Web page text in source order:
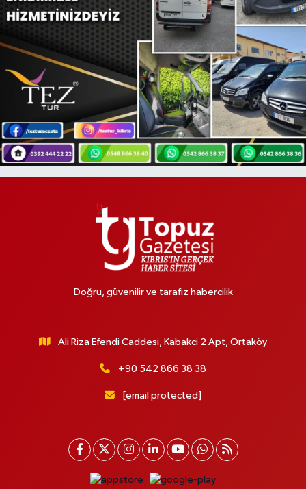
Doğru, güvenilir ve tarafız habercilik
Ali Riza Efendi Caddesi, Kabakci 2 Apt, Ortaköy
+90 542 866 38 38
[email protected]